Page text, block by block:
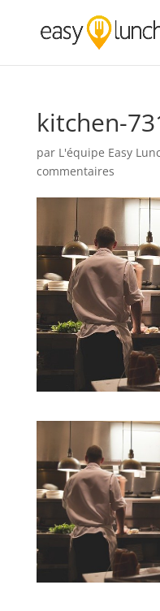
kitchen-
par L'équipe Easy
commentaires